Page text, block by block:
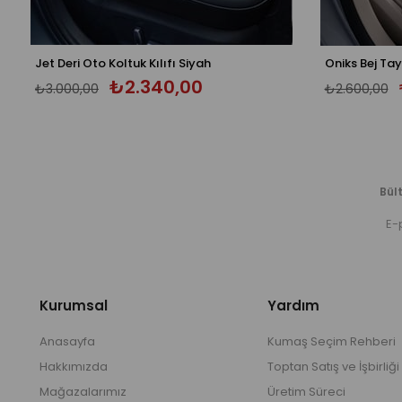
Jet Deri Oto Koltuk Kılıfı Siyah
₺2.340,00
₺3.000,00 ₺2.600,00
Kurumsal
Anasayfa
Hakkımızda
Mağazalarımız
Yardım
Kumaş Seçim Rehberi
Toptan Satış ve İşbirliği
Üretim Süreci